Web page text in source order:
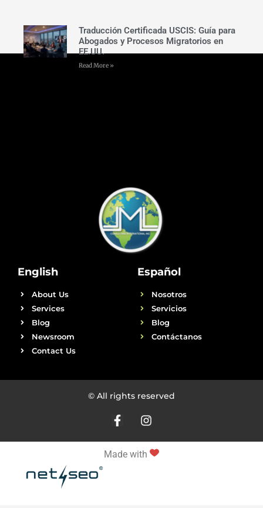
Traducción Certificada USCIS: Guía para
Abogados y Procesos Migratorios en
EE.UU.
Read More »
English
About Us
Services
Blog
Newsroom
Contact Us
Español
Nosotros
Servicios
Blog
Contáctanos
© All rights reserved
Made with